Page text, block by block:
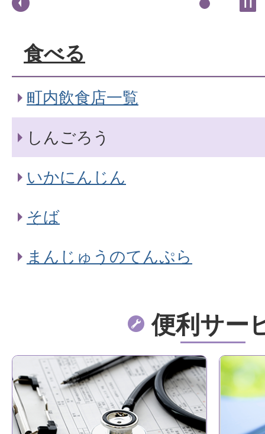
食べる
町内飲食店一覧
しんごろう
いかにんじん
そば
まんじゅうのてんぷら
便利サー